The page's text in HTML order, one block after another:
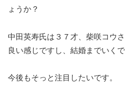
ょうか？
中田英寿氏は３７才、柴咲コウ
良い感じですし、結婚までいく
今後もそっと注目したいです。